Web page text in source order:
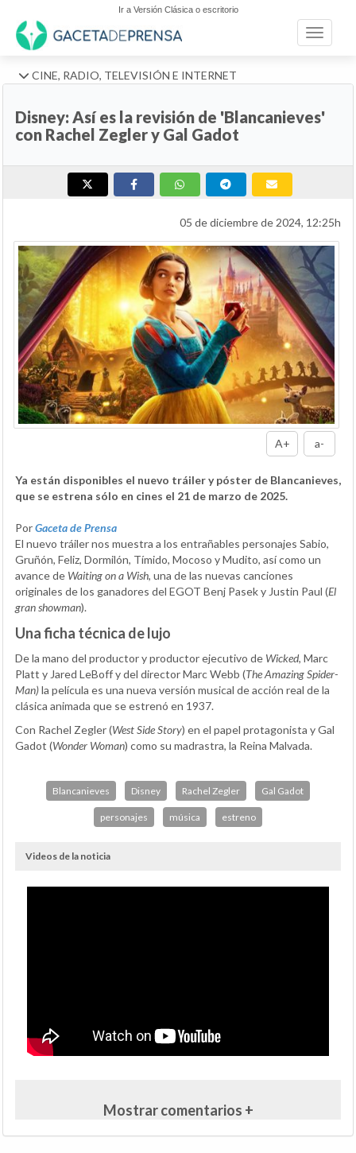
Ir a Versión Clásica o escritorio
Toggle
CINE, RADIO, TELEVISIÓN E INTERNET
Disney: Así es la revisión de 'Blancanieves'
con Rachel Zegler y Gal Gadot
05 de diciembre de 2024, 12:25h
A+ a-
Ya están disponibles el nuevo tráiler y póster de Blancanieves,
que se estrena sólo en cines el 21 de marzo de 2025.
PorGaceta de Prensa
El nuevo tráiler nos muestra a los entrañables personajes Sabio,
Gruñón, Feliz, Dormilón, Tímido, Mocoso y Mudito, así como un
avance de Waiting on a Wish, una de las nuevas canciones
originales de los ganadores del EGOT Benj Pasek y Justin Paul (El
gran showman).
Una ficha técnica de lujo
De la mano del productor y productor ejecutivo de Wicked, Marc
Platt y Jared LeBoff y del director Marc Webb (The Amazing Spider-
Man)la película es una nueva versión musical de acción real de la
clásica animada que se estrenó en 1937.
Con Rachel Zegler (West Side Story) en el papel protagonista y Gal
Gadot (Wonder Woman) como su madrastra, la Reina Malvada.
Blancanieves Disney Rachel Zegler Gal Gadot
personajes música estreno
Videos de la noticia
Mostrar comentarios +